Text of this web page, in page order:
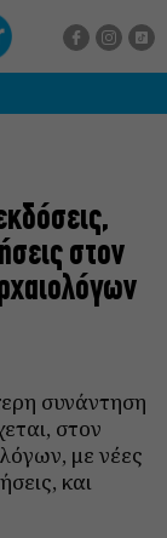
στον
συνάντηση
στον
με νέες
και